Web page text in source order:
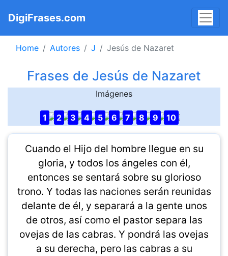
DigiFrases.com
Home Autores J Jesús de Nazaret
Frases de Jesús de Nazaret
Imágenes
1 2 3 4 5 6 7 8 9 10
Cuando el Hijo del hombre llegue en su
gloria, y todos los ángeles con él,
entonces se sentará sobre su glorioso
trono. Y todas las naciones serán reunidas
delante de él, y separará a la gente unos
de otros, así como el pastor separa las
ovejas de las cabras. Y pondrá las ovejas
a su derecha, pero las cabras a su